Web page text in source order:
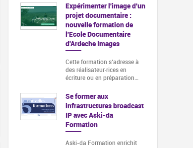
Expérimenter l'image d'un
projet documentaire :
nouvelle formation de
l'Ecole Documentaire
d'Ardeche Images
Cette formation s‘adresse à
des réalisateur·rices en
écriture ou en préparation…
Se former aux
infrastructures broadcast
IP avec Aski-da
Formation
Aski-da Formation enrichit